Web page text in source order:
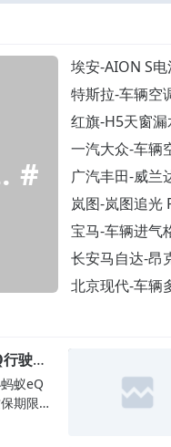
架断裂 #
埃安-AION S
特斯拉-车辆空
红旗-H5天窗漏
一汽大众-车辆
广汽丰田-威兰
岚图-岚图追光
宝马-车辆进气
长安马自达-昂
北京现代-车辆
驶中
正常
蚁eQ
期限
机弹